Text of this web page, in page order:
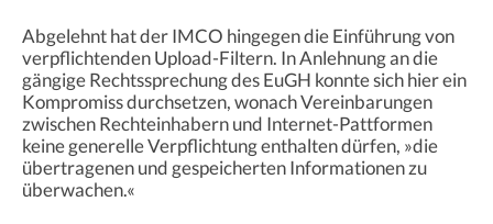
Abgelehnt hat der IMCO hingegen die Einführung von
verpflichtenden Upload-Filtern. In Anlehnung an die
gängige Rechtssprechung des EuGH konnte sich hier ein
Kompromiss durchsetzen, wonach Vereinbarungen
zwischen Rechteinhabern und Internet-Pattformen
keine generelle Verpflichtung enthalten dürfen, »die
übertragenen und gespeicherten Informationen zu
überwachen.«